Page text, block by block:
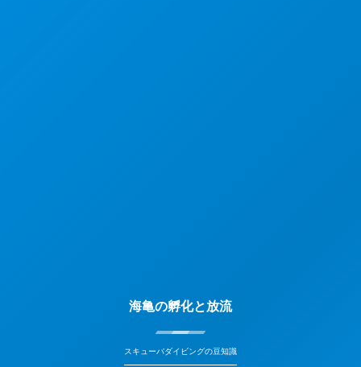
海亀の孵化と放流
スキューバダイビングの豆知識